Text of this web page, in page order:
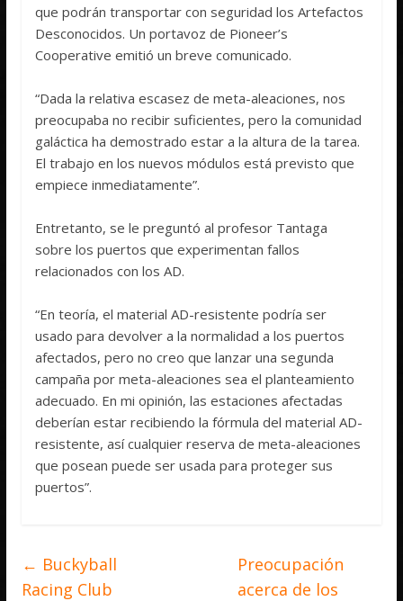
que podrán transportar con seguridad los Artefactos
Desconocidos. Un portavoz de Pioneer’s
Cooperative emitió un breve comunicado.
“Dada la relativa escasez de meta-aleaciones, nos
preocupaba no recibir suficientes, pero la comunidad
galáctica ha demostrado estar a la altura de la tarea.
El trabajo en los nuevos módulos está previsto que
empiece inmediatamente”.
Entretanto, se le preguntó al profesor Tantaga
sobre los puertos que experimentan fallos
relacionados con los AD.
“En teoría, el material AD-resistente podría ser
usado para devolver a la normalidad a los puertos
afectados, pero no creo que lanzar una segunda
campaña por meta-aleaciones sea el planteamiento
adecuado. En mi opinión, las estaciones afectadas
deberían estar recibiendo la fórmula del material AD-
resistente, así cualquier reserva de meta-aleaciones
que posean puede ser usada para proteger sus
puertos”.
← Buckyball
Racing Club
Preocupación
acerca de los